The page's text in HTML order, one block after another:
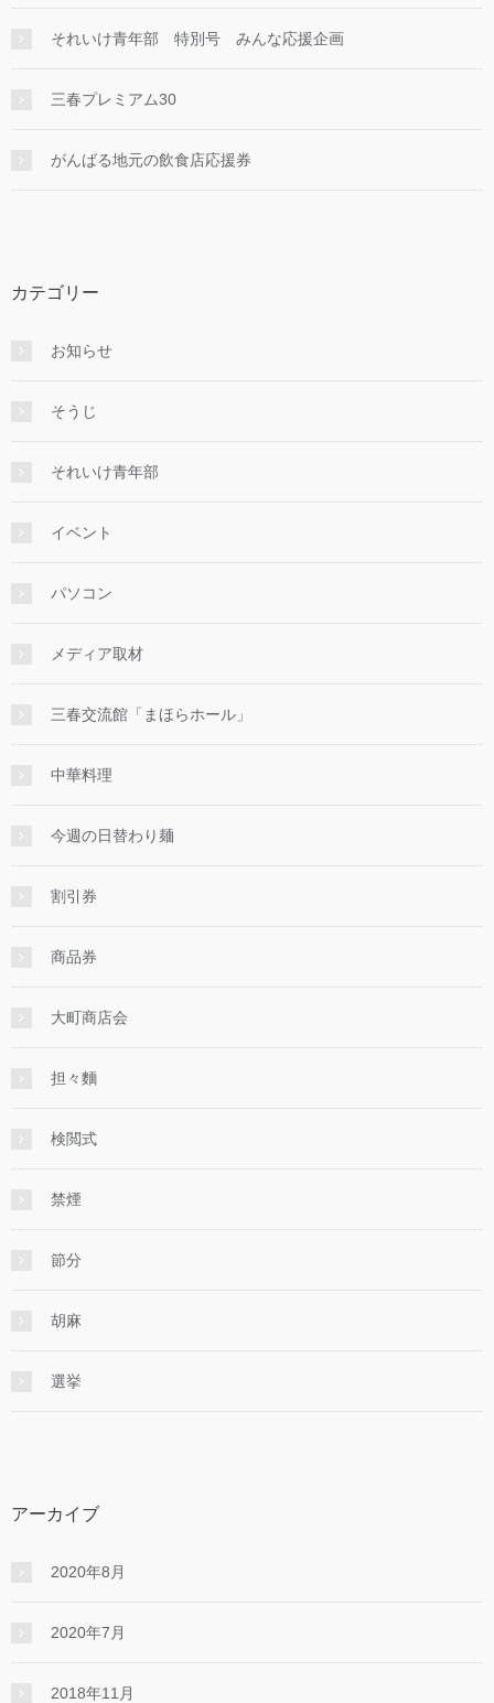
それいけ青年部 特別号 みんな応援企画
三春プレミアム30
がんばる地元の飲食店応援券
カテゴリー
お知らせ
そうじ
それいけ青年部
イベント
パソコン
メディア取材
三春交流館「まほらホール」
中華料理
今週の日替わり麺
割引券
商品券
大町商店会
担々麵
検閲式
禁煙
節分
胡麻
選挙
アーカイブ
2020年8月
2020年7月
2018年11月